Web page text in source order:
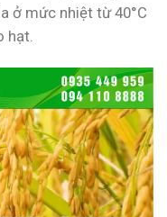
ở mức nhiệt từ 40°C
hạt.